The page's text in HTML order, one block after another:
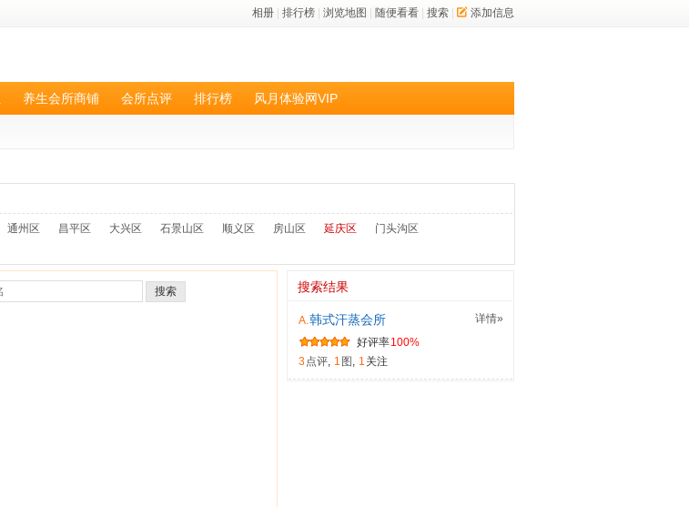
相册 排行榜 浏览地图 随便看看 搜索 添加信息
养生会所商铺 会所点评 排行榜 风月体验网VIP
通州区 昌平区 大兴区 石景山区 顺义区 房山区 延庆区
门头沟区
搜索结果
详情»
A.韩式汗蒸会所
好评率100%
3点评, 1 图 , 1 关注
搜索